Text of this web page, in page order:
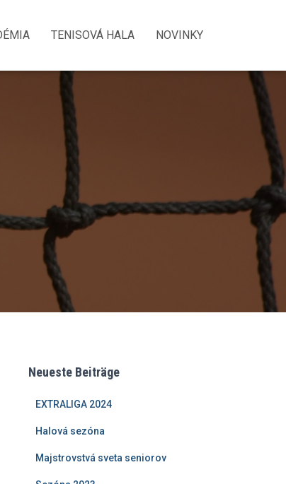
Damián Demeš, Šimon Heteš a Tereza Borovská.
TENISOVÁ HALA NOVINKY
Neueste Beiträge
EXTRALIGA 2024
Halová sezóna
Majstrovstvá sveta seniorov